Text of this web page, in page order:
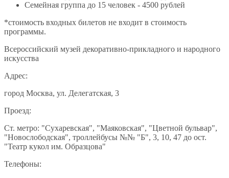
Семейная группа до 15 человек - 4500 рублей
*стоимость входных билетов не входит в стоимость
программы.
Всероссийский музей декоративно-прикладного и народного
искусства
Адрес:
город Москва, ул. Делегатская, 3
Проезд:
Ст. метро: "Сухаревская", "Маяковская", "Цветной бульвар",
"Новослободская", троллейбусы №№ "Б", 3, 10, 47 до ост.
"Театр кукол им. Образцова"
Телефоны: